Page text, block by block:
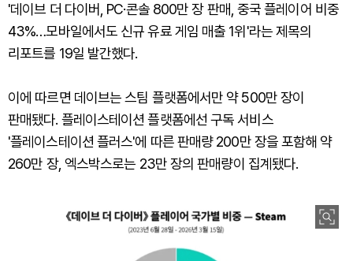
'데이브 더 다이버, PC·콘솔 800만 장 판매, 중국 플레이어 비중
43%…모바일에서도 신규 유료 게임 매출 1위'라는 제목의
리포트를 19일 발간했다.
이에 따르면 데이브는 스팀 플랫폼에서만 약 500만 장이
판매됐다. 플레이스테이션 플랫폼에선 구독 서비스
'플레이스테이션 플러스'에 따른 판매량 200만 장을 포함해 약
260만 장, 엑스박스로는 23만 장의 판매량이 집계됐다.